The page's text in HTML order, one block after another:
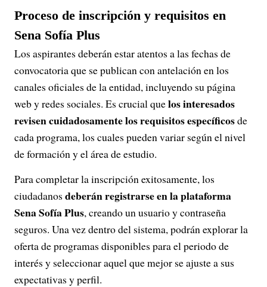
Proceso de inscripción y requisitos en
Sena Sofía Plus
Los aspirantes deberán estar atentos a las fechas de
convocatoria que se publican con antelación en los
canales oficiales de la entidad, incluyendo su página
web y redes sociales. Es crucial quelos interesados
revisen cuidadosamente los requisitos específicosde
cada programa, los cuales pueden variar según el nivel
de formación y el área de estudio.
Para completar la inscripción exitosamente, los
ciudadanos deberán registrarse en la plataforma
Sena Sofía Plus, creando un usuario y contraseña
seguros. Una vez dentro del sistema, podrán explorar la
oferta de programas disponibles para el periodo de
interés y seleccionar aquel que mejor se ajuste a sus
expectativas y perfil.